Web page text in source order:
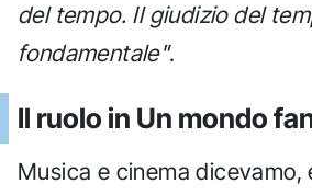
del tempo. Il giudizio del
fondamentale".
Il ruolo in Un mondo
Musica e cinema dicevamo,